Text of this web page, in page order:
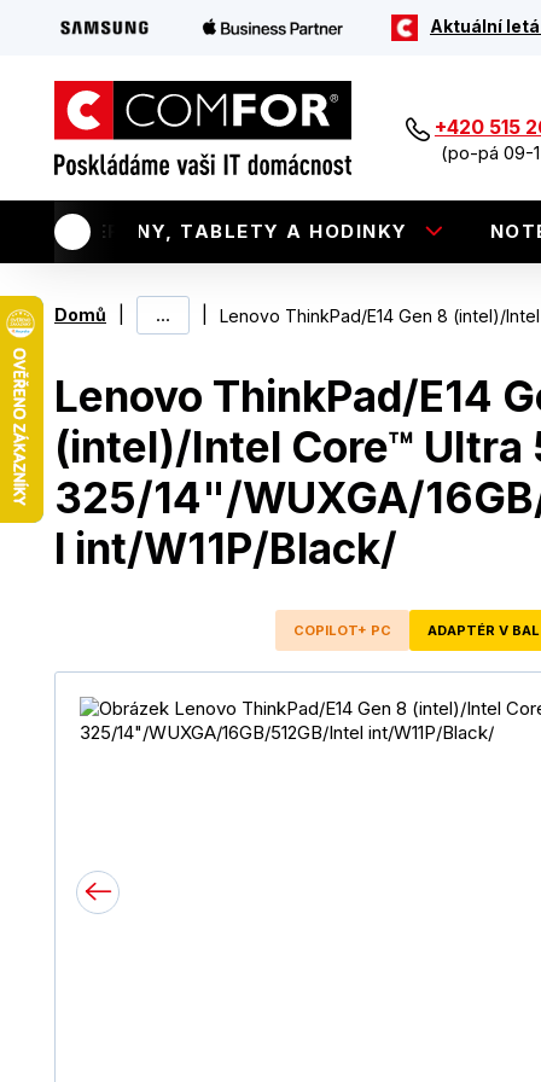
Aktuální
+420 515
(po-pá 09-
TELEFONY, TABLETY A HODINKY
Domů ... Lenovo ThinkPad/E14 Gen 8 (intel)/
Lenovo ThinkPad/E14
(intel)/Intel Core™ Ultra
325/14"/WUXGA/
l int/W11P/Black/
COPILOT+ PC ADAPTÉR V